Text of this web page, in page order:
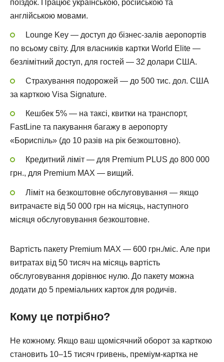
поїздок. Працює українською, російською та
англійською мовами.
Lounge Key — доступ до бізнес-залів аеропортів
по всьому світу. Для власників картки World Elite —
безлімітний доступ, для гостей — 32 долари США.
Страхування подорожей — до 500 тис. дол. США
за карткою Visa Signature.
Кешбек 5% — на таксі, квитки на транспорт,
FastLine та пакування багажу в аеропорту
«Бориспіль» (до 10 разів на рік безкоштовно).
Кредитний ліміт — для Premium PLUS до 800 000
грн., для Premium MAX — вищий.
Ліміт на безкоштовне обслуговування — якщо
витрачаєте від 50 000 грн на місяць, наступного
місяця обслуговування безкоштовне.
Вартість пакету Premium MAX — 600 грн./міс. Але при
витратах від 50 тисяч на місяць вартість
обслуговування дорівнює нулю. До пакету можна
додати до 5 преміальних карток для родичів.
Кому це потрібно?
Не кожному. Якщо ваш щомісячний оборот за карткою
становить 10–15 тисяч гривень, преміум-картка не